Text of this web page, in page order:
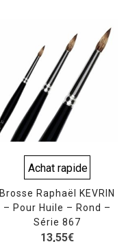
Achat rapide
Brosse Raphaël KEVRIN
– Pour Huile – Rond –
Série 867
13,55€